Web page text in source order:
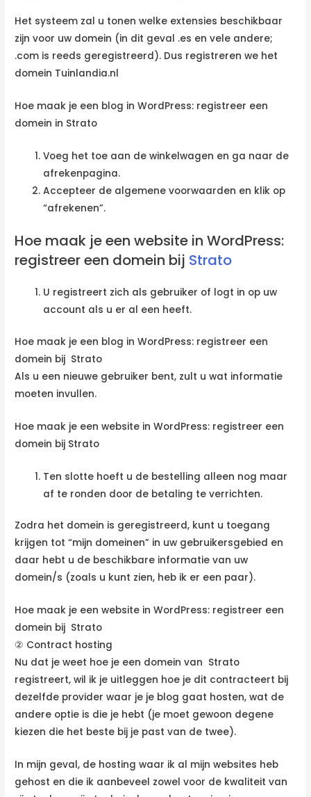
Het systeem zal u tonen welke extensies beschikbaar
zijn voor uw domein (in dit geval .es en vele andere;
.com is reeds geregistreerd). Dus registreren we het
domein Tuinlandia.nl
Hoe maak je een blog in WordPress: registreer een
domein in Strato
Voeg het toe aan de winkelwagen en ga naar de
afrekenpagina.
Accepteer de algemene voorwaarden en klik op
“afrekenen”.
Hoe maak je een website in WordPress:
registreer een domein bij Strato
U registreert zich als gebruiker of logt in op uw
account als u er al een heeft.
Hoe maak je een blog in WordPress: registreer een
domein bij Strato
Als u een nieuwe gebruiker bent, zult u wat informatie
moeten invullen.
Hoe maak je een website in WordPress: registreer een
domein bij Strato
Ten slotte hoeft u de bestelling alleen nog maar
af te ronden door de betaling te verrichten.
Zodra het domein is geregistreerd, kunt u toegang
krijgen tot “mijn domeinen” in uw gebruikersgebied en
daar hebt u de beschikbare informatie van uw
domein/s (zoals u kunt zien, heb ik er een paar).
Hoe maak je een website in WordPress: registreer een
domein bij Strato
② Contract hosting
Nu dat je weet hoe je een domein van Strato
registreert, wil ik je uitleggen hoe je dit contracteert bij
dezelfde provider waar je je blog gaat hosten, wat de
andere optie is die je hebt (je moet gewoon degene
kiezen die het beste bij je past van de twee).
In mijn geval, de hosting waar ik al mijn websites heb
gehost en die ik aanbeveel zowel voor de kwaliteit van